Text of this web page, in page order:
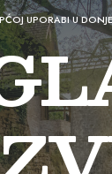
UPORABI U